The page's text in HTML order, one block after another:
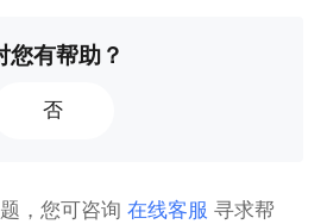
您有帮助？
否
，您可咨询在线客服 寻求帮